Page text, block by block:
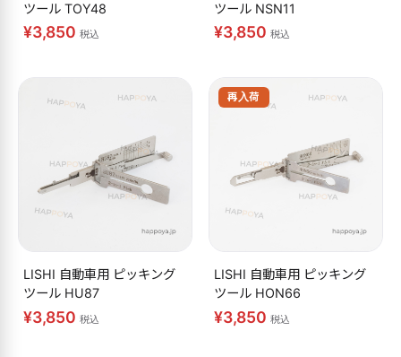
ツール TOY48
¥3,850 税込
ツール NSN11
¥3,850 税込
LISHI 自動車用 ピッキング
ツール HU87
¥3,850 税込
再入荷
LISHI 自動車用 ピッキング
ツール HON66
¥3,850 税込